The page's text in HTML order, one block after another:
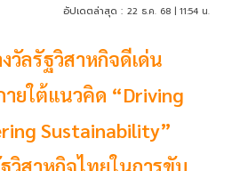
อัปเดตล่าสุด : 22 ธ.ค. 68 | 11:54 น.
วัลรัฐวิสาหกิจดีเด่น
ยใต้แนวคิด “Driving
Sustainability”
วิสาหกิจไทยในการขับ